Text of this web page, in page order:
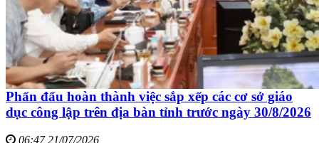
Phấn đấu hoàn thành việc sắp xếp các cơ sở giáo
dục công lập trên địa bàn tỉnh trước ngày 30/8/2026
06:47 21/07/2026